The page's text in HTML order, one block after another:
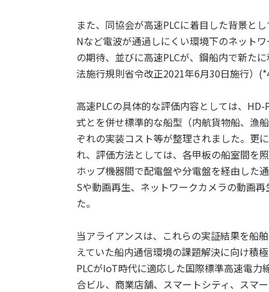
また、同協会が高速PLCに着目した背景と
Nなど電波が通過しにくい環境下のネット
の期待、並びに高速PLCが、鋼船内で新た
法施行規則省令改正2021年6月30日施行）
高速PLCの具体的な評価内容としては、
式とを併せ標準的な船型（内航貨物船、漁
ぞれの実装コスト等が整理されました。更
れ、評価方法としては、各甲板の船室間を
ホップ機器間で配電盤や分電盤を経由した
Sや動画再生、ネットワークカメラの動画
た。
当アライアンスは、これらの実証結果を船
えていた船内通信環境の課題解決に向け積
PLCがIoT時代に適応した国際標準高速電
合ビル、商業店舗、スマートシティ、スマ